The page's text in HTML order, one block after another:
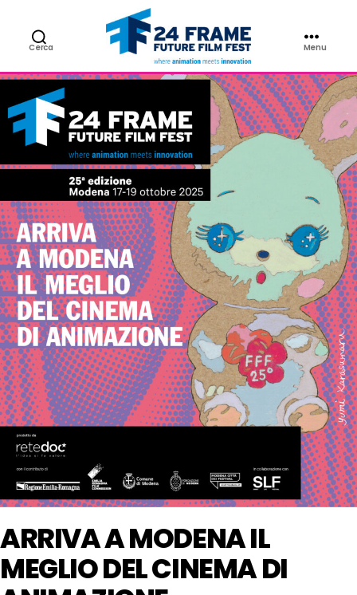
Cerca
24FRAME
Future
Film
Fest
Menu
NEWS
ARRIVA A MODENA IL
MEGLIO DEL CINEMA DI